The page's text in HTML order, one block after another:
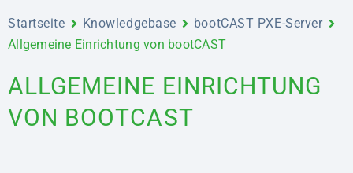
Startseite Knowledgebase
bootCAST PXE-Server
Allgemeine Einrichtung von bootCAST
ALLGEMEINE EINRICHTUNG
VON BOOTCAST